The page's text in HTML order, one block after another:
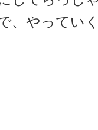
、やってい